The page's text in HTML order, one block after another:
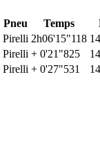
Pneu Temps
Pirelli 2h06'15"118
Pirelli + 0'21"825
Pirelli + 0'27"531